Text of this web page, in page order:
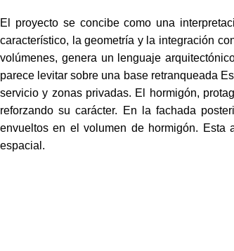
El proyecto se concibe como una
característico, la geometría y la integración
volúmenes, genera un lenguaje
parece levitar sobre una base retranqueada
servicio y zonas privadas. El hormigón,
reforzando su carácter. En la fachada
envueltos en el volumen de hormigón. Esta
espacial.